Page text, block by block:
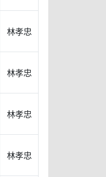
林孝忠
林孝忠
林孝忠
林孝忠